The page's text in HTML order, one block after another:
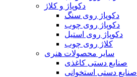
دکوپاژ و کلاژ
دکوپاژ روی سنگ
دکوپاژ روی چوب
دکوپاژ روی استیل
کلاژ روی چوب
سایر محصولات هنری
صنایع دستی کاغذی
صنایع دستی استخوانی